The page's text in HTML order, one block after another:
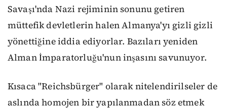
Savaşı'nda Nazi rejiminin sonunu getiren
müttefik devletlerin halen Almanya'yı gizli gizli
yönettiğine iddia ediyorlar. Bazıları yeniden
Alman İmparatorluğu'nun inşasını savunuyor.
Kısaca "Reichsbürger" olarak nitelendirilseler de
aslında homojen bir yapılanmadan söz etmek